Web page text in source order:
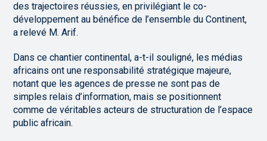
des trajectoires réussies, en privilégiant le co-
développement au bénéfice de l’ensemble du Continent,
a relevé M. Arif.
Dans ce chantier continental, a-t-il souligné, les médias
africains ont une responsabilité stratégique majeure,
notant que les agences de presse ne sont pas de
simples relais d’information, mais se positionnent
comme de véritables acteurs de structuration de l’espace
public africain.